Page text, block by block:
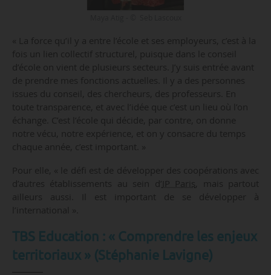
« La force qu’il y a entre l’école et ses employeurs, c’est à la
fois un lien collectif structurel, puisque dans le conseil
d’école on vient de plusieurs secteurs. J’y suis entrée avant
de prendre mes fonctions actuelles. Il y a des personnes
issues du conseil, des chercheurs, des professeurs. En
toute transparence, et avec l’idée que c’est un lieu où l’on
échange. C’est l’école qui décide, par contre, on donne
notre vécu, notre expérience, et on y consacre du temps
chaque année, c’est important. »
Pour elle, « le défi est de développer des coopérations avec
d’autres établissements au sein d’ IP Paris
, mais partout
ailleurs aussi. Il est important de se développer à
l’international ».
TBS Education : « Comprendre les enjeux
territoriaux » (Stéphanie Lavigne)